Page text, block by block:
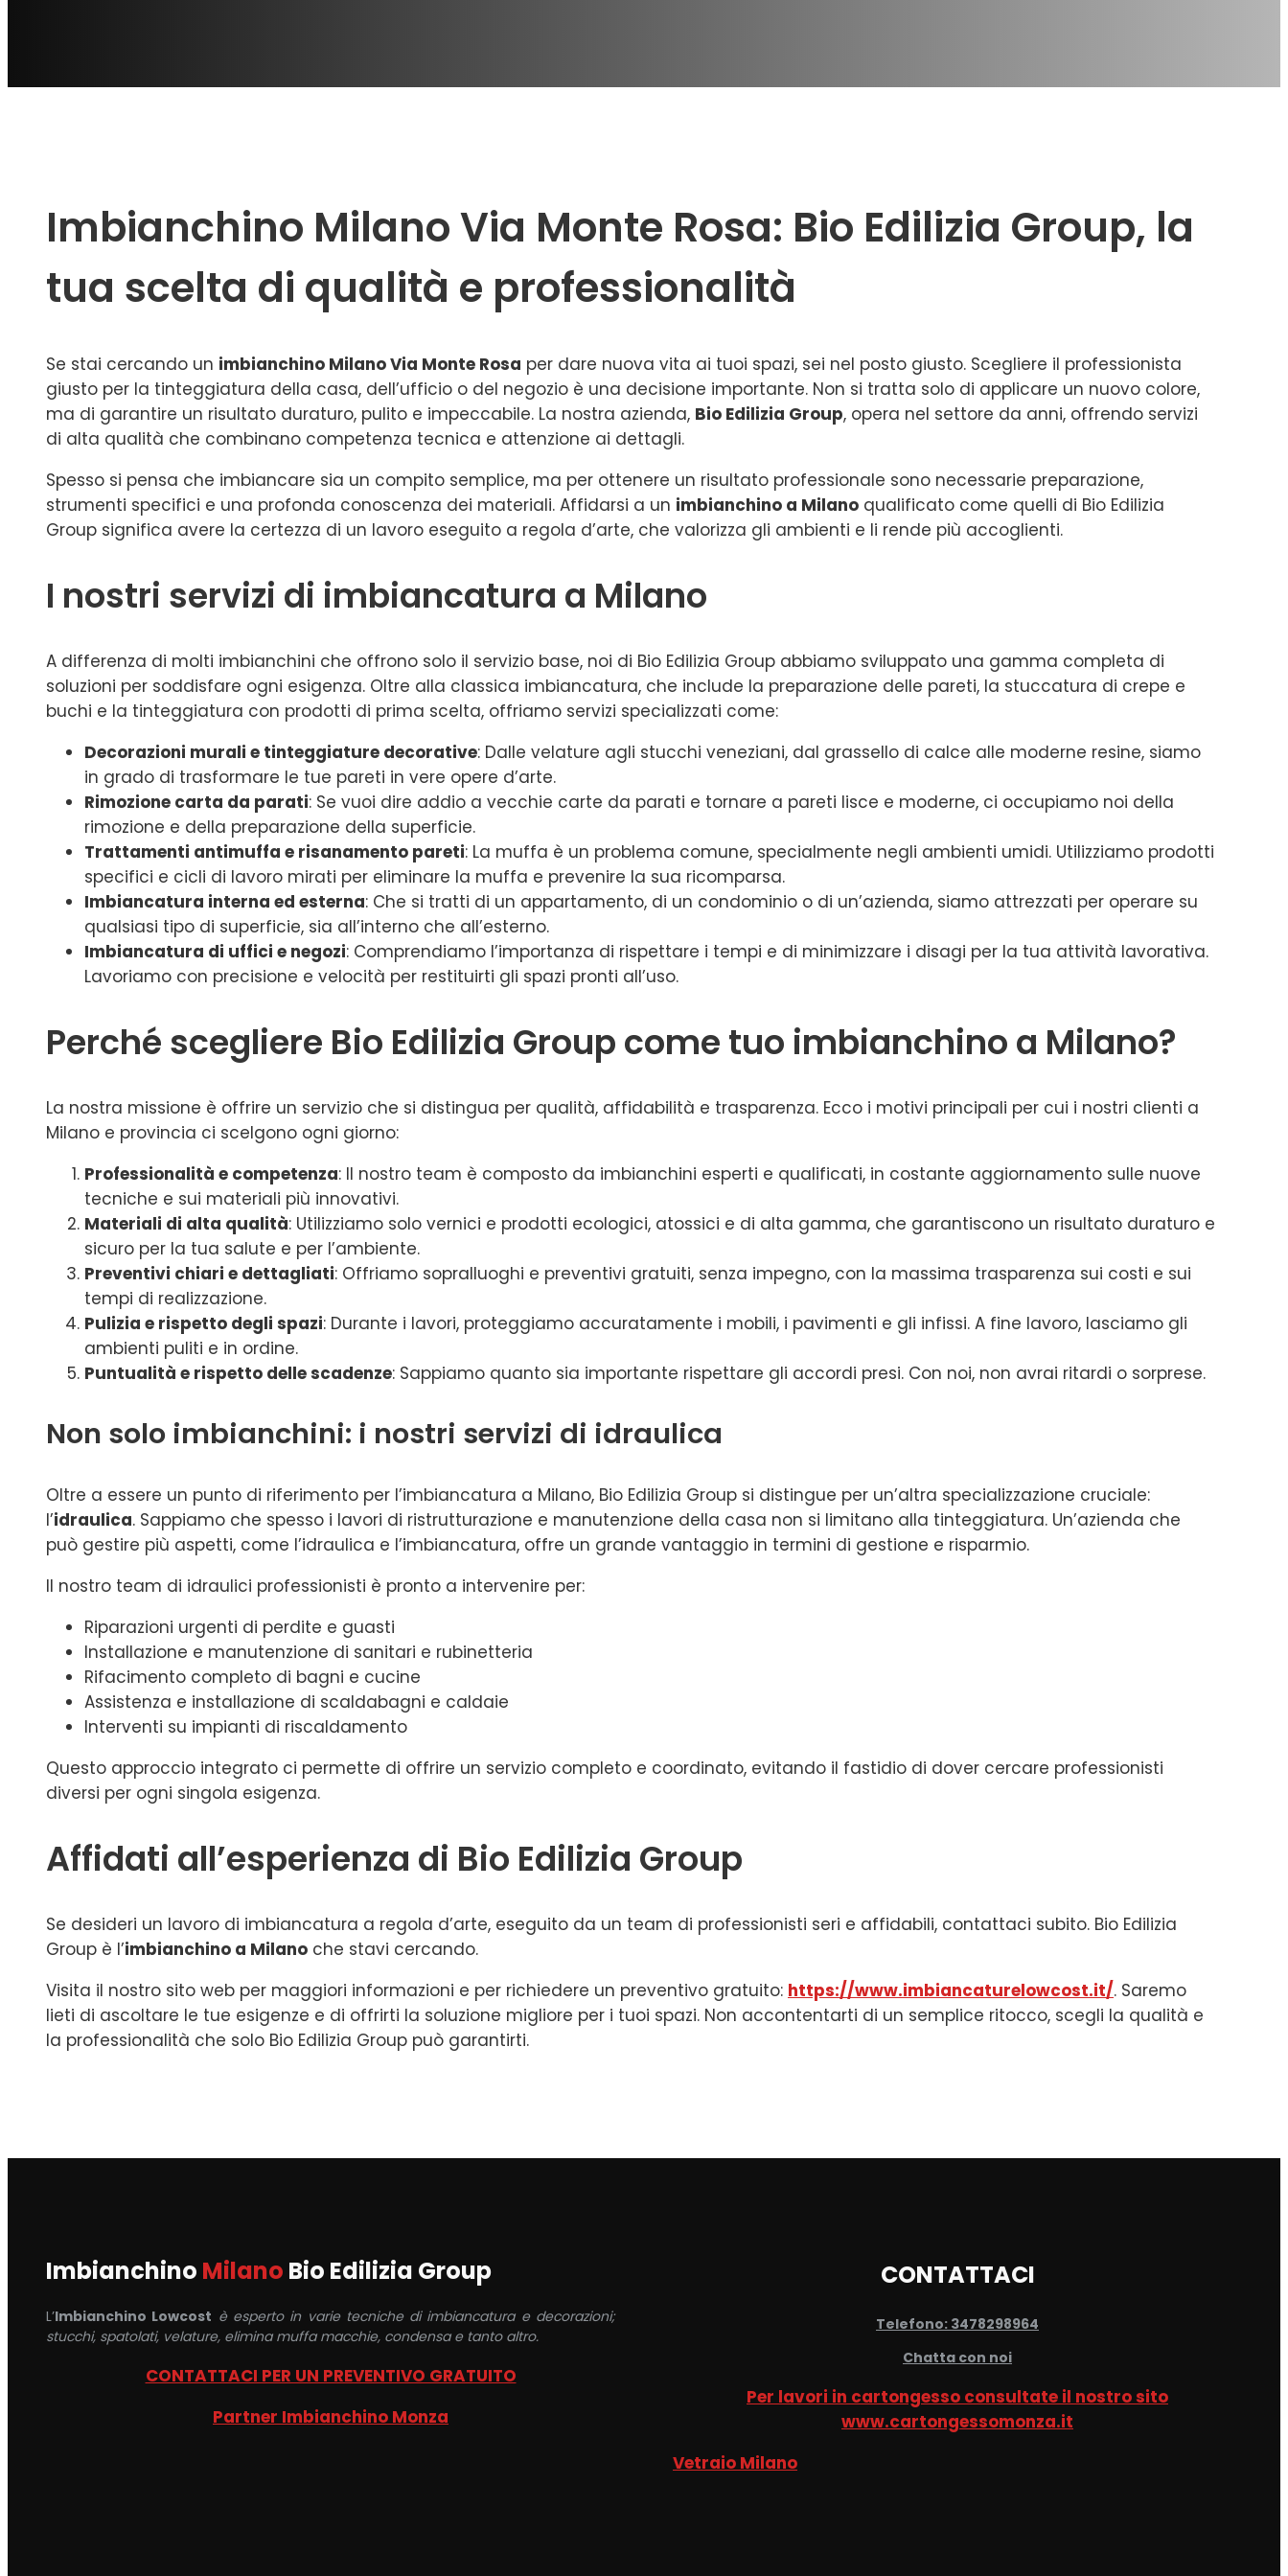
Imbianchino Milano Via Monte Rosa: Bio Edilizia Group, la
tua scelta di qualità e professionalità
Se stai cercando un imbianchino Milano Via Monte Rosa per dare nuova vita ai tuoi spazi, sei nel posto giusto. Scegliere il professionista
giusto per la tinteggiatura della casa, dell’ufficio o del negozio è una decisione importante. Non si tratta solo di applicare un nuovo colore,
ma di garantire un risultato duraturo, pulito e impeccabile. La nostra azienda, Bio Edilizia Group, opera nel settore da anni, offrendo servizi
di alta qualità che combinano competenza tecnica e attenzione ai dettagli.
Spesso si pensa che imbiancare sia un compito semplice, ma per ottenere un risultato professionale sono necessarie preparazione,
strumenti specifici e una profonda conoscenza dei materiali. Affidarsi a un imbianchino a Milano qualificato come quelli di Bio Edilizia
Group significa avere la certezza di un lavoro eseguito a regola d’arte, che valorizza gli ambienti e li rende più accoglienti.
I nostri servizi di imbiancatura a Milano
A differenza di molti imbianchini che offrono solo il servizio base, noi di Bio Edilizia Group abbiamo sviluppato una gamma completa di
soluzioni per soddisfare ogni esigenza. Oltre alla classica imbiancatura, che include la preparazione delle pareti, la stuccatura di crepe e
buchi e la tinteggiatura con prodotti di prima scelta, offriamo servizi specializzati come:
Decorazioni murali e tinteggiature decorative: Dalle velature agli stucchi veneziani, dal grassello di calce alle moderne resine, siamo
in grado di trasformare le tue pareti in vere opere d’arte.
Rimozione carta da parati: Se vuoi dire addio a vecchie carte da parati e tornare a pareti lisce e moderne, ci occupiamo noi della
rimozione e della preparazione della superficie.
Trattamenti antimuffa e risanamento pareti: La muffa è un problema comune, specialmente negli ambienti umidi. Utilizziamo prodotti
specifici e cicli di lavoro mirati per eliminare la muffa e prevenire la sua ricomparsa.
Imbiancatura interna ed esterna: Che si tratti di un appartamento, di un condominio o di un’azienda, siamo attrezzati per operare su
qualsiasi tipo di superficie, sia all’interno che all’esterno.
Imbiancatura di uffici e negozi: Comprendiamo l’importanza di rispettare i tempi e di minimizzare i disagi per la tua attività lavorativa.
Lavoriamo con precisione e velocità per restituirti gli spazi pronti all’uso.
Perché scegliere Bio Edilizia Group come tuo imbianchino a Milano?
La nostra missione è offrire un servizio che si distingua per qualità, affidabilità e trasparenza. Ecco i motivi principali per cui i nostri clienti a
Milano e provincia ci scelgono ogni giorno:
Professionalità e competenza: Il nostro team è composto da imbianchini esperti e qualificati, in costante aggiornamento sulle nuove
tecniche e sui materiali più innovativi.
Materiali di alta qualità: Utilizziamo solo vernici e prodotti ecologici, atossici e di alta gamma, che garantiscono un risultato duraturo e
sicuro per la tua salute e per l’ambiente.
Preventivi chiari e dettagliati: Offriamo sopralluoghi e preventivi gratuiti, senza impegno, con la massima trasparenza sui costi e sui
tempi di realizzazione.
Pulizia e rispetto degli spazi: Durante i lavori, proteggiamo accuratamente i mobili, i pavimenti e gli infissi. A fine lavoro, lasciamo gli
ambienti puliti e in ordine.
Puntualità e rispetto delle scadenze: Sappiamo quanto sia importante rispettare gli accordi presi. Con noi, non avrai ritardi o sorprese.
Non solo imbianchini: i nostri servizi di idraulica
Oltre a essere un punto di riferimento per l’imbiancatura a Milano, Bio Edilizia Group si distingue per un’altra specializzazione cruciale:
l’idraulica. Sappiamo che spesso i lavori di ristrutturazione e manutenzione della casa non si limitano alla tinteggiatura. Un’azienda che
può gestire più aspetti, come l’idraulica e l’imbiancatura, offre un grande vantaggio in termini di gestione e risparmio.
Il nostro team di idraulici professionisti è pronto a intervenire per:
Riparazioni urgenti di perdite e guasti
Installazione e manutenzione di sanitari e rubinetteria
Rifacimento completo di bagni e cucine
Assistenza e installazione di scaldabagni e caldaie
Interventi su impianti di riscaldamento
Questo approccio integrato ci permette di offrire un servizio completo e coordinato, evitando il fastidio di dover cercare professionisti
diversi per ogni singola esigenza.
Affidati all’esperienza di Bio Edilizia Group
Se desideri un lavoro di imbiancatura a regola d’arte, eseguito da un team di professionisti seri e affidabili, contattaci subito. Bio Edilizia
Group è l’imbianchino a Milano che stavi cercando.
Visita il nostro sito web per maggiori informazioni e per richiedere un preventivo gratuito: https://www.imbiancaturelowcost.it/. Saremo
lieti di ascoltare le tue esigenze e di offrirti la soluzione migliore per i tuoi spazi. Non accontentarti di un semplice ritocco, scegli la qualità e
la professionalità che solo Bio Edilizia Group può garantirti.
Imbianchino Milano Bio Edilizia Group
L’Imbianchino Lowcost è esperto in varie tecniche di imbiancatura e decorazioni;
stucchi, spatolati, velature, elimina muffa macchie, condensa e tanto altro.
CONTATTACI PER UN PREVENTIVO GRATUITO
Partner Imbianchino Monza
CONTATTACI
Telefono: 3478298964
Chatta con noi
Per lavori in cartongesso consultate il nostro sito
www.cartongessomonza.it
Vetraio Milano